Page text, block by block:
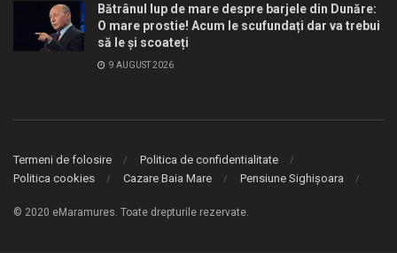
Bătrânul lup de mare despre barjele din Dunăre:
O mare prostie! Acum le scufundați dar va trebui
să le și scoateți
9 AUGUST 2026
Termeni de folosire
Politica de confidentialitate
Politica cookies
Cazare Baia Mare Pensiune Sighișoara
© 2020 eMaramures. Toate drepturile rezervate.